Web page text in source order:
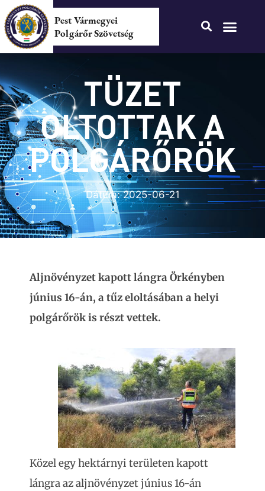
Pest Vármegyei
Polgárőr Szövetség
TÜZET
OLTOTTAK A
POLGÁRŐRÖK
Dátum:2025-06-21
Aljnövényzet kapott lángra Örkényben
június 16-án, a tűz eloltásában a helyi
polgárőrök is részt vettek.
Közel egy hektárnyi területen kapott
lángra az aljnövényzet június 16-án